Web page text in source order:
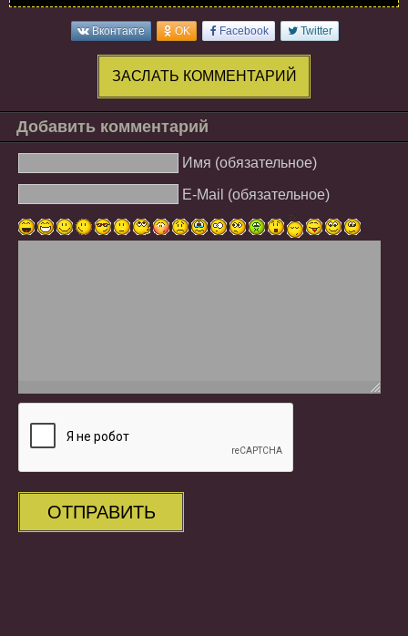
Вконтакте OK Facebook Twitter
ЗАСЛАТЬ КОММЕНТАРИЙ
Добавить комментарий
Имя (обязательное)
E-Mail (обязательное)
ОТПРАВИТЬ